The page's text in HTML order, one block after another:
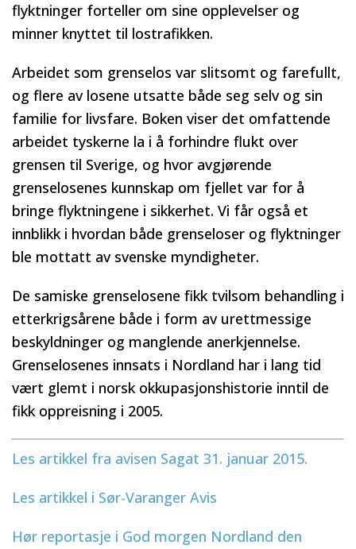
flyktninger forteller om sine opplevelser og
minner knyttet til lostrafikken.
Arbeidet som grenselos var slitsomt og farefullt,
og flere av losene utsatte både seg selv og sin
familie for livsfare. Boken viser det omfattende
arbeidet tyskerne la i å forhindre flukt over
grensen til Sverige, og hvor avgjørende
grenselosenes kunnskap om fjellet var for å
bringe flyktningene i sikkerhet. Vi får også et
innblikk i hvordan både grenseloser og flyktninger
ble mottatt av svenske myndigheter.
De samiske grenselosene fikk tvilsom behandling i
etterkrigsårene både i form av urettmessige
beskyldninger og manglende anerkjennelse.
Grenselosenes innsats i Nordland har i lang tid
vært glemt i norsk okkupasjonshistorie inntil de
fikk oppreisning i 2005.
Les artikkel fra avisen Sagat 31. januar 2015.
Les artikkel i Sør-Varanger Avis
Hør reportasje i God morgen Nordland den